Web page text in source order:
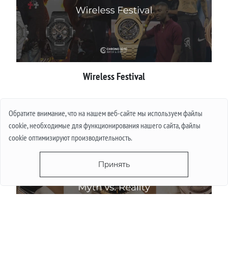
Обратите внимание, что на нашем веб-сайте мы используем файлы
cookie, необходимые для функционирования нашего сайта, файлы
cookie оптимизируют производительность.
Принять
Wireless Festival